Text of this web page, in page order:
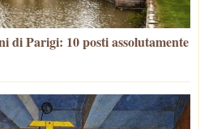
di Parigi: 10 posti assolutamente